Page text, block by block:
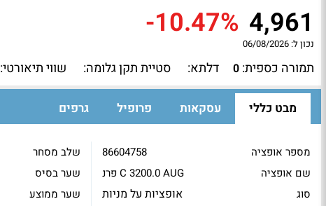
4,961
-10.47%
נכון ל: 06/08/2026
תמורה כספית: 0 דלתא: סטיית תקן גלומה: שווי תיאורטי:
מבט כללי עסקאות פרופיל גרפים
מספר אופציה
86604758
שם אופציה
פרנ C 3200.0 AUG
סוג
אופציות על מניות
שלב מסחר
שער בסיס
שער ממוצע